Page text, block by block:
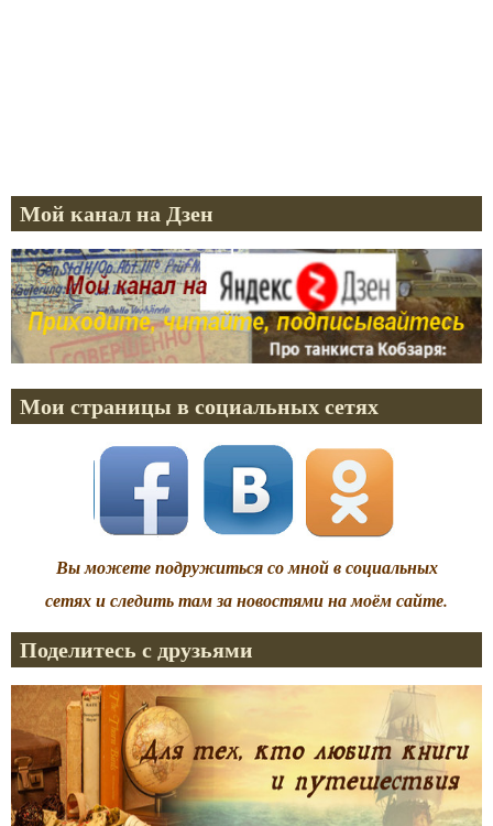
Мой канал на Дзен
Мои страницы в социальных сетях
Вы можете подружиться со мной в социальных
сетях и следить там за новостями на моём сайте.
Поделитесь с друзьями